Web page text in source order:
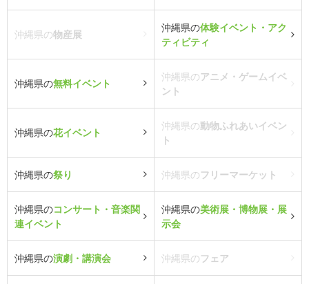
沖縄県の物産展
沖縄県の体験イベント・アク
ティビティ
沖縄県の無料イベント
沖縄県のアニメ・ゲームイベ
ント
沖縄県の花イベント
沖縄県の動物ふれあいイベン
ト
沖縄県の祭り 沖縄県のフリーマーケット
沖縄県のコンサート・音楽関
連イベント
沖縄県の美術展・博物展・展
示会
沖縄県の演劇・講演会 沖縄県のフェア